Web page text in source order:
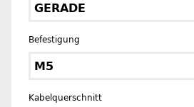
GERADE
Befestigung
M5
Kabelquerschnitt